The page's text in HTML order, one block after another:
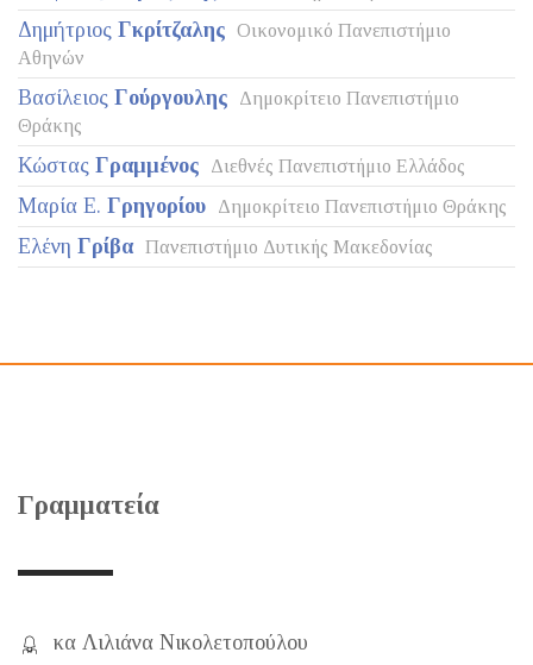
Δημήτριος Γκρίτζαλης Οικονομικό Πανεπιστήμιο
Αθηνών
Βασίλειος Γούργουλης
Δημοκρίτειο Πανεπιστήμιο
Θράκης
Κώστας Γραμμένος Διεθνές Πανεπιστήμιο Ελλάδος
Μαρία Ε. Γρηγορίου Δημοκρίτειο Πανεπιστήμιο Θράκης
Ελένη Γρίβα Πανεπιστήμιο Δυτικής Μακεδονίας
Γραμματεία
κα Λιλιάνα Νικολετοπούλου